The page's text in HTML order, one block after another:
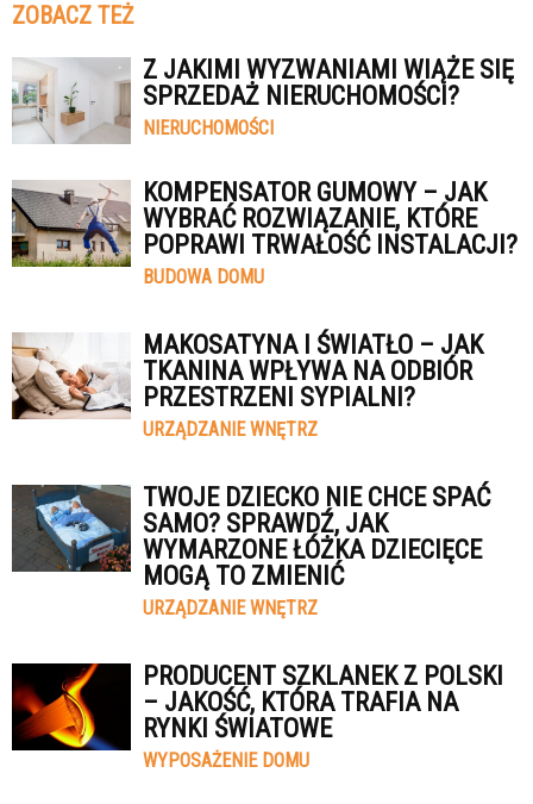
ZOBACZ TEŻ
Z JAKIMI WYZWANIAMI WIĄŻE SIĘ
SPRZEDAŻ NIERUCHOMOŚCI?
NIERUCHOMOŚCI
KOMPENSATOR GUMOWY – JAK
WYBRAĆ ROZWIĄZANIE, KTÓRE
POPRAWI TRWAŁOŚĆ INSTALACJI?
BUDOWA DOMU
MAKOSATYNA I ŚWIATŁO – JAK
TKANINA WPŁYWA NA ODBIÓR
PRZESTRZENI SYPIALNI?
URZĄDZANIE WNĘTRZ
TWOJE DZIECKO NIE CHCE SPAĆ
SAMO? SPRAWDŹ, JAK
WYMARZONE ŁÓŻKA DZIECIĘCE
MOGĄ TO ZMIENIĆ
URZĄDZANIE WNĘTRZ
PRODUCENT SZKLANEK Z POLSKI
– JAKOŚĆ, KTÓRA TRAFIA NA
RYNKI ŚWIATOWE
WYPOSAŻENIE DOMU